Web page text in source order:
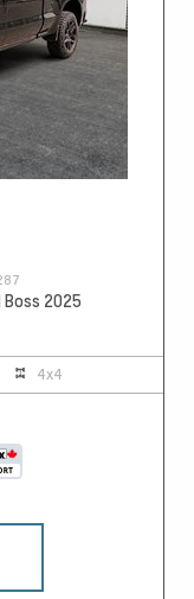
Boss 2025
4x4